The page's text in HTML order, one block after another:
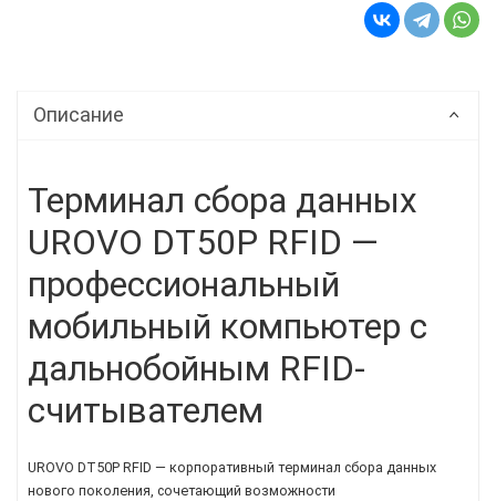
Описание
Терминал сбора данных
UROVO DT50P RFID —
профессиональный
мобильный компьютер с
дальнобойным RFID-
считывателем
UROVO DT50P RFID — корпоративный терминал сбора данных
нового поколения, сочетающий возможности